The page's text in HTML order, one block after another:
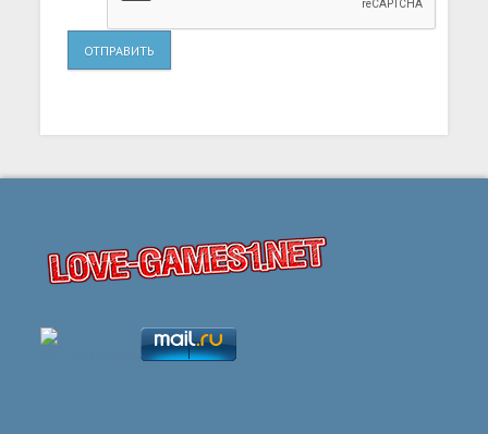
ОТПРАВИТЬ